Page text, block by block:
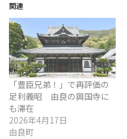
関連
「豊臣兄弟！」で再評価の
足利義昭 由良の興国寺に
も滞在
2026年4月17日
由良町